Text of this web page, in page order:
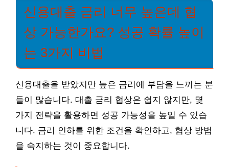
신용대출 금리 너무 높은데 협
상 가능한가요? 성공 확률 높이
는 3가지 비법
신용대출을 받았지만 높은 금리에 부담을 느끼는 분
들이 많습니다. 대출 금리 협상은 쉽지 않지만, 몇
가지 전략을 활용하면 성공 가능성을 높일 수 있습
니다. 금리 인하를 위한 조건을 확인하고, 협상 방법
을 숙지하는 것이 중요합니다.